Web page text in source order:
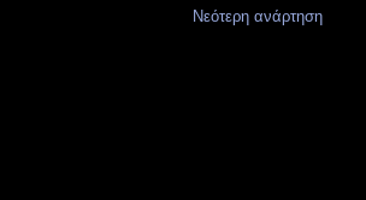
Νεότερη ανάρτηση